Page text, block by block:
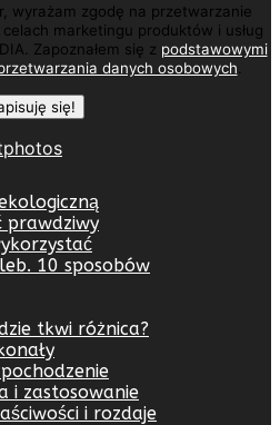
wyrażam zgodę na przetwarzanie
marketingu produktów i usług
Zapoznałem się z podstawowymi
danych osobowych
prawdziwy
10 sposobów
tkwi różnica?
pochodzenie
i zastosowanie
i rozdaje